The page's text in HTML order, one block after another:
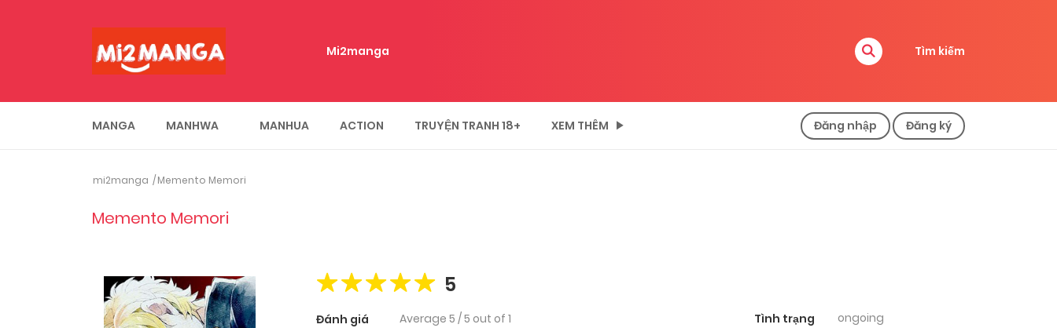
Mi2manga Tìm kiếm
MANGA MANHWA MANHUA ACTION TRUYỆN TRANH 18+ XEM THÊM Đăng nhập Đăng ký
mi2manga Memento Memori
Memento Memori
5
Đánh giá Average 5 /5 out of 1
Tình trạng ongoing